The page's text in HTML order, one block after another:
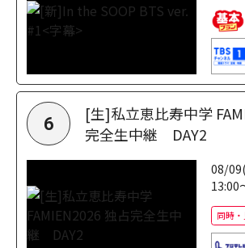
6
[生]私立恵比寿中学
完全生中継 DAY2
08/
13:00
同時